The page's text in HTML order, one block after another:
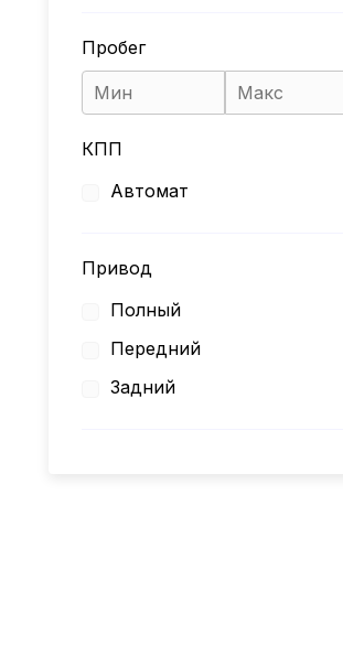
Пробег
КПП
Автомат
Привод
Полный
Передний
Задний